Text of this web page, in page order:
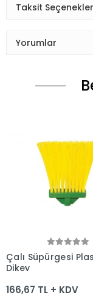
Taksit
Yorumlar
Çalı Süpürgesi
Dikey
166,67 TL + KDV